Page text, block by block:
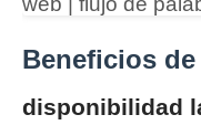
Beneficios
disponibilidad